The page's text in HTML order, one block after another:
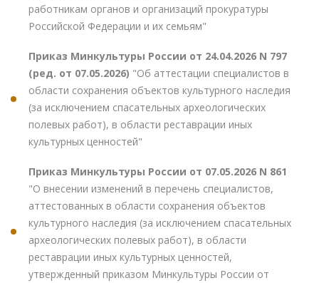
работникам органов и организаций прокуратуры
Российской Федерации и их семьям"
Приказ Минкультуры России от 24.04.2026 N 797
(ред. от 07.05.2026) "Об аттестации специалистов в
области сохранения объектов культурного наследия
(за исключением спасательных археологических
полевых работ), в области реставрации иных
культурных ценностей"
Приказ Минкультуры России от 07.05.2026 N 861
"О внесении изменений в перечень специалистов,
аттестованных в области сохранения объектов
культурного наследия (за исключением спасательных
археологических полевых работ), в области
реставрации иных культурных ценностей,
утвержденный приказом Минкультуры России от